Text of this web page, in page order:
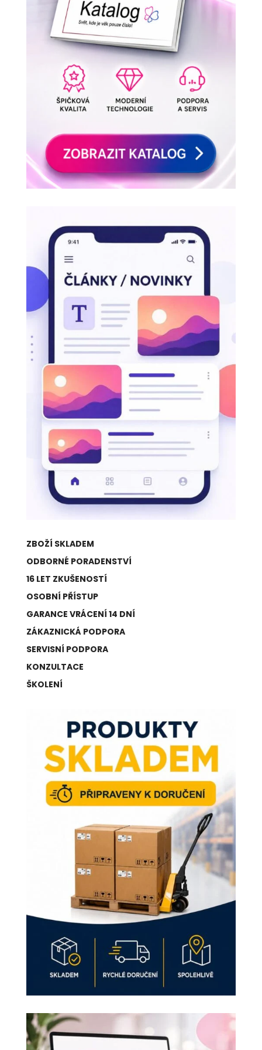
ZBOŽÍ SKLADEM
ODBORNÉ PORADENSTVÍ
16 LET ZKUŠENOSTÍ
OSOBNÍ PŘÍSTUP
GARANCE VRÁCENÍ 14 DNÍ
ZÁKAZNICKÁ PODPORA
SERVISNÍ PODPORA
KONZULTACE
ŠKOLENÍ